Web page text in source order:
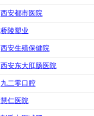
西安都市医院
桥陵塑业
西安生殖保健院
西安东大肛肠医院
九二零口腔
慧仁医院